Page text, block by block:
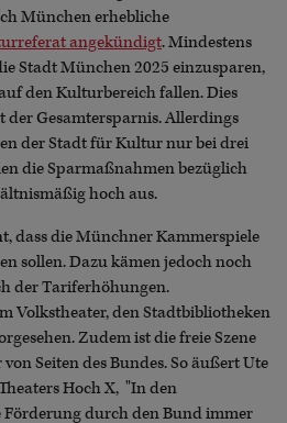
München erhebliche
angekündigt. Mindestens
Stadt München 2025 einzusparen,
den Kulturbereich fallen. Dies
der Gesamtersparnis. Allerdings
der Stadt für Kultur nur bei drei
die Sparmaßnahmen bezüglich
hoch aus.
dass die Münchner Kammerspiele
sollen. Dazu kämen jedoch noch
der Tariferhöhungen.
Volkstheater, den Stadtbibliotheken
Zudem ist die freie Szene
Seiten des Bundes. So äußert Ute
Hoch X, "In den
Förderung durch den Bund immer